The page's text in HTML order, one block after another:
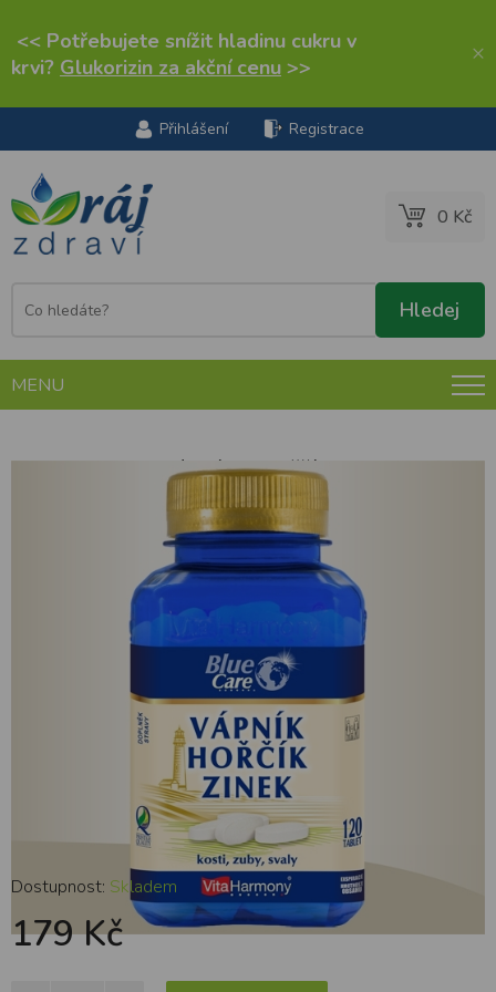
<< Potřebujete snížit hladinu cukru v
krvi? Glukorizin za akční cenu >> ×
Přihlášení Registrace
0 Kč
MENU
Vitaharmony Vápník & hořčík & zinek, 120
Dostupnost: Skladem
179 Kč